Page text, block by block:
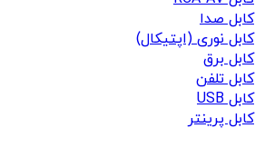
کابل صدا
کابل نوری (اپتیکال)
کابل برق
کابل تلفن
کابل USB
کابل پرینتر